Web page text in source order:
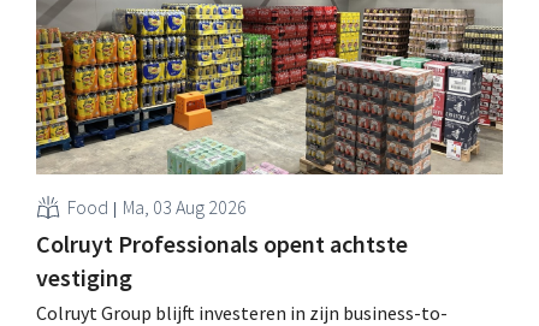
Food Ma, 03 Aug 2026
Colruyt Professionals opent achtste
vestiging
Colruyt Group blijft investeren in zijn business-to-